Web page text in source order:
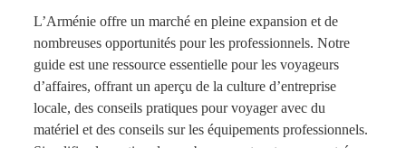
L’Arménie offre un marché en pleine expansion et de
nombreuses opportunités pour les professionnels. Notre
guide est une ressource essentielle pour les voyageurs
d’affaires, offrant un aperçu de la culture d’entreprise
locale, des conseils pratiques pour voyager avec du
matériel et des conseils sur les équipements professionnels.